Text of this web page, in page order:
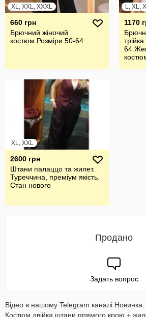
XL, XXL, XXXL
660 грн
Брючний жiночий
костюм.Розмiри 50-64
L, XL,
1170
XL, XXL
2600 грн
Штани палаццо та жилет.
Туреччина, преміум якість.
Стан нового
Продано
Задать вопрос
Відео в нашому Telegram каналі Новинка.
Костюм двійка штани прямого крою +